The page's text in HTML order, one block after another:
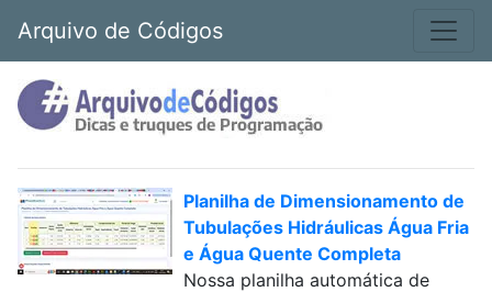
Arquivo de Códigos
Planilha de Dimensionamento de
Tubulações Hidráulicas Água Fria
e Água Quente Completa
Nossa planilha automática de